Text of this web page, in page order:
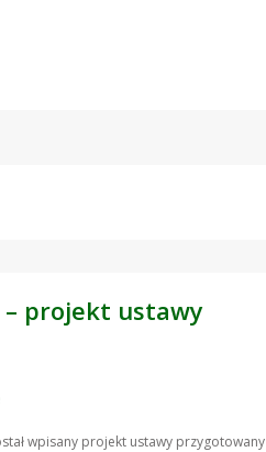
– projekt ustawy
wpisany projekt ustawy przygotowany